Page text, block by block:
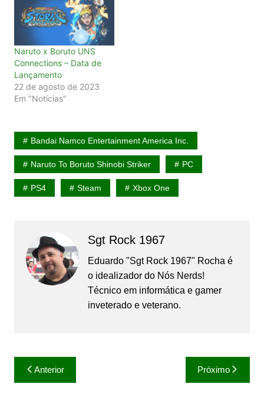
Naruto x Boruto UNS
Connections – Data de
Lançamento
22 de agosto de 2023
Em "Notícias"
Bandai Namco Entertainment America Inc.
Naruto To Boruto Shinobi Striker PC
PS4 Steam Xbox One
Sgt Rock 1967
Eduardo "Sgt Rock 1967" Rocha é
o idealizador do Nós Nerds!
Técnico em informática e gamer
inveterado e veterano.
Navegação
de
Anterior Próximo